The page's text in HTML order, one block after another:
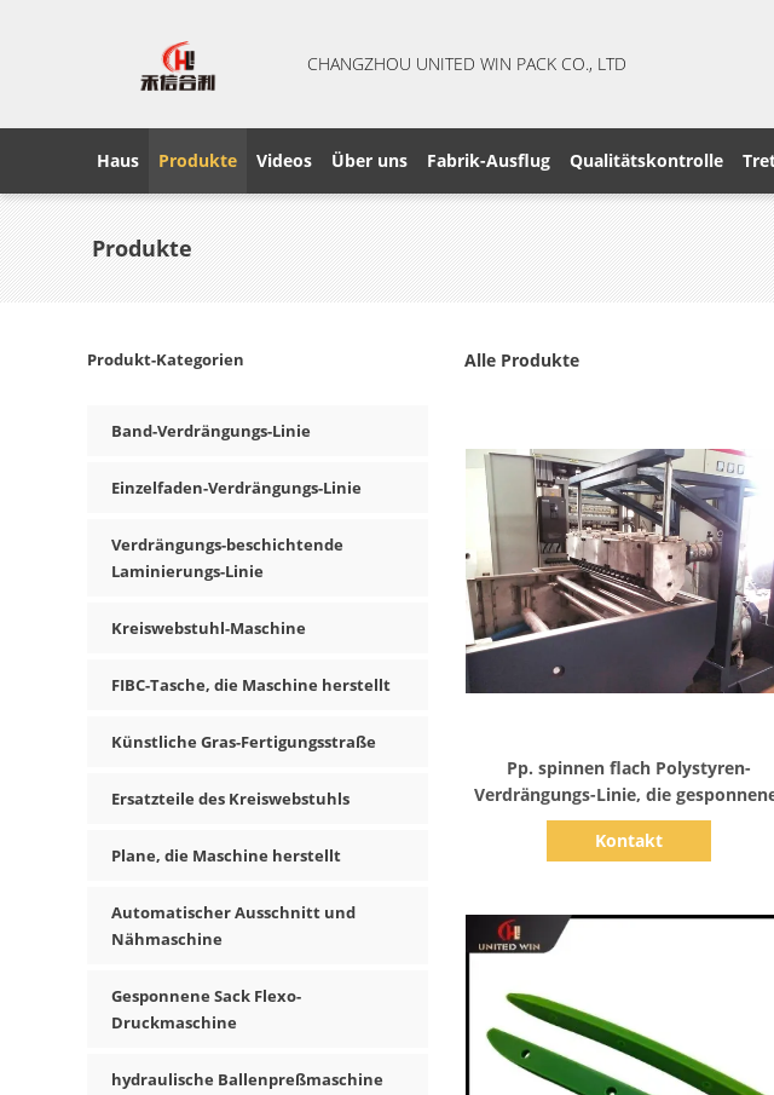
CHANGZHOU UNITED WIN PACK CO., LTD
Haus Produkte Videos Über uns Fabrik-Ausflug Qualitätskontrolle
Produkte
Produkt-Kategorien
Band-Verdrängungs-Linie
Einzelfaden-Verdrängungs-Linie
Verdrängungs-beschichtende
Laminierungs-Linie
Kreiswebstuhl-Maschine
FIBC-Tasche, die Maschine herstellt
Künstliche Gras-Fertigungsstraße
Ersatzteile des Kreiswebstuhls
Plane, die Maschine herstellt
Automatischer Ausschnitt und
Nähmaschine
Gesponnene Sack Flexo-
Druckmaschine
hydraulische Ballenpreßmaschine
Alle Produkte
Pp. spinnen flach Polystyren-
Verdrängungs-Linie, die
Taschen-Plastikdraht 250kg/H 90mm
maschinell bearbeiten
Kontakt